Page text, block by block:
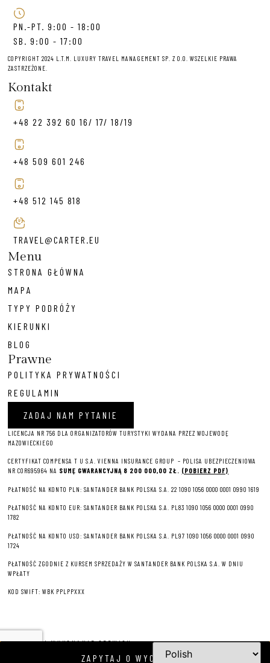
PN.-PT. 9:00 - 18:00
SB. 9:00 - 17:00
COPYRIGHT 2024 L.T.M. LUXURY TRAVEL MANAGEMENT SP. Z O.O. WSZELKIE PRAWA
ZASTRZEŻONE.
Kontakt
+48 22 392 60 16/ 17/ 18/19
+48 509 601 246
+48 512 145 818
TRAVEL@CARTER.EU
Menu
STRONA GŁÓWNA
MAPA
TYPY PODRÓŻY
KIERUNKI
BLOG
Prawne
POLITYKA PRYWATNOŚCI
REGULAMIN
ZADAJ NAM PYTANIE
LICENCJA NR 756 DLA ORGANIZATORÓW TURYSTYKI WYDANA PRZEZ WOJEWODĘ
MAZOWIECKIEGO
CERTYFIKAT COMPENSA T U S.A. VIENNA INSURANCE GROUP – POLISA UBEZPIECZENIOWA
NR COR695964 NA SUMĘ GWARANCYJNĄ 8 200 000,00 ZŁ. (POBIERZ PDF)
PŁATNOŚĆ NA KONTO PLN: SANTANDER BANK POLSKA S.A. 22 1090 1056 0000 0001 0990 1619
PŁATNOŚĆ NA KONTO EUR: SANTANDER BANK POLSKA S.A. PL83 1090 1056 0000 0001 0990
1782
PŁATNOŚĆ NA KONTO USD: SANTANDER BANK POLSKA S.A. PL97 1090 1056 0000 0001 0990
1724
PŁATNOŚĆ ZGODNIE Z KURSEM SPRZEDAŻY W SANTANDER BANK POLSKA S.A. W DNIU
WPŁATY
KOD SWIFT: WBK PPLPPXXX
PROJEKT I WYKONANIE SERWISU
ZAPYTAJ O WYCIECZKĘ